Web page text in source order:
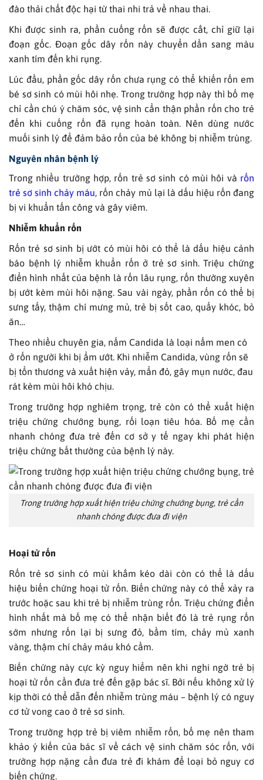
đào thải chất độc hại từ thai nhi trả về nhau thai.
Khi được sinh ra, phần cuống rốn sẽ được cắt, chỉ giữ lại
đoạn gốc. Đoạn gốc dây rốn này chuyển dần sang màu
xanh tím đến khi rụng.
Lúc đầu, phần gốc dây rốn chưa rụng có thể khiến rốn em
bé sơ sinh có mùi hôi nhẹ. Trong trường hợp này thì bố mẹ
chỉ cần chú ý chăm sóc, vệ sinh cẩn thận phần rốn cho trẻ
đến khi cuống rốn đã rụng hoàn toàn. Nên dùng nước
muối sinh lý để đảm bảo rốn của bé không bị nhiễm trùng.
Nguyên nhân bệnh lý
Trong nhiều trường hợp, rốn trẻ sơ sinh có mùi hôi và rốn
trẻ sơ sinh chảy máu , rốn chảy mủ lại là dấu hiệu rốn đang
bị vi khuẩn tấn công và gây viêm.
Nhiễm khuẩn rốn
Rốn trẻ sơ sinh bị ướt có mùi hôi có thể là dấu hiệu cảnh
báo bệnh lý nhiễm khuẩn rốn ở trẻ sơ sinh. Triệu chứng
điển hình nhất của bệnh là rốn lâu rụng, rốn thường xuyên
bị ướt kèm mùi hôi nặng. Sau vài ngày, phần rốn có thể bị
sưng tấy, thậm chí mưng mủ, trẻ bị sốt cao, quấy khóc, bỏ
ăn…
Theo nhiều chuyên gia, nấm Candida là loại nấm men có
ở rốn người khi bị ẩm ướt. Khi nhiễm Candida, vùng rốn sẽ
bị tổn thương và xuất hiện vảy, mẩn đỏ, gây mụn nước, đau
rát kèm mùi hôi khó chịu.
Trong trường hợp nghiêm trọng, trẻ còn có thể xuất hiện
triệu chứng chướng bụng, rối loạn tiêu hóa. Bố mẹ cần
nhanh chóng đưa trẻ đến cơ sở y tế ngay khi phát hiện
triệu chứng bất thường của bệnh lý này.
Trong trường hợp xuất hiện triệu chứng chướng bụng, trẻ cần
nhanh chóng được đưa đi viện
Hoại tử rốn
Rốn trẻ sơ sinh có mùi khắm kéo dài còn có thể là dấu
hiệu biến chứng hoại tử rốn. Biến chứng này có thể xảy ra
trước hoặc sau khi trẻ bị nhiễm trùng rốn. Triệu chứng điển
hình nhất mà bố mẹ có thể nhận biết đó là trẻ rụng rốn
sớm nhưng rốn lại bị sưng đỏ, bầm tím, chảy mủ xanh
vàng, thậm chí chảy máu khó cầm.
Biến chứng này cực kỳ nguy hiểm nên khi nghi ngờ trẻ bị
hoại tử rốn cần đưa trẻ đến gặp bác sĩ. Bởi nếu không xử lý
kịp thời có thể dẫn đến nhiễm trùng máu – bệnh lý có nguy
cơ tử vong cao ở trẻ sơ sinh.
Trong trường hợp trẻ bị viêm nhiễm rốn, bố mẹ nên tham
khảo ý kiến của bác sĩ về cách vệ sinh chăm sóc rốn, với
trường hợp nặng cần đưa trẻ đi khám để loại bỏ nguy cơ
biến chứng.